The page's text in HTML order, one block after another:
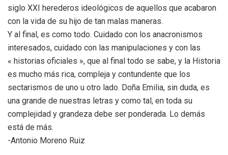
siglo XXI herederos ideológicos de aquellos que acabaron
con la vida de su hijo de tan malas maneras.
Y al final, es como todo. Cuidado con los anacronismos
interesados, cuidado con las manipulaciones y con las
« historias oficiales », que al final todo se sabe, y la Historia
es mucho más rica, compleja y contundente que los
sectarismos de uno u otro lado. Doña Emilia, sin duda, es
una grande de nuestras letras y como tal, en toda su
complejidad y grandeza debe ser ponderada. Lo demás
está de más.
-Antonio Moreno Ruiz